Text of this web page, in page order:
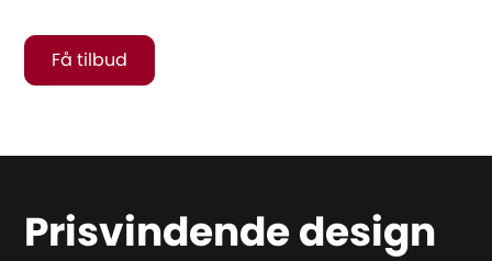
Få tilbud
Prisvindende design